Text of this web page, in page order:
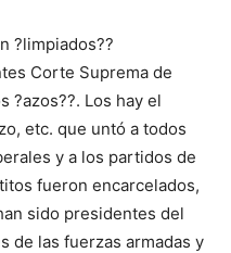
?limpiados??
Corte Suprema de
?azos??. Los hay el
etc. que untó a todos
y a los partidos de
fueron encarcelados,
sido presidentes del
de las fuerzas armadas y